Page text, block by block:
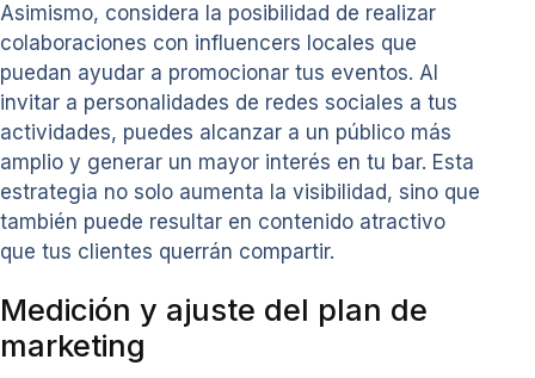
Asimismo, considera la posibilidad de realizar
colaboraciones con influencers locales que
puedan ayudar a promocionar tus eventos. Al
invitar a personalidades de redes sociales a tus
actividades, puedes alcanzar a un público más
amplio y generar un mayor interés en tu bar. Esta
estrategia no solo aumenta la visibilidad, sino que
también puede resultar en contenido atractivo
que tus clientes querrán compartir.
Medición y ajuste del plan de
marketing